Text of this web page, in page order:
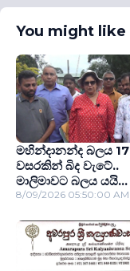
You might like
මහින්දානන්ද බලය 17
වසරකින් බිද වැටේ..
මාලිමාවට බලය යයි...
8/09/2026 05:50:00 AM